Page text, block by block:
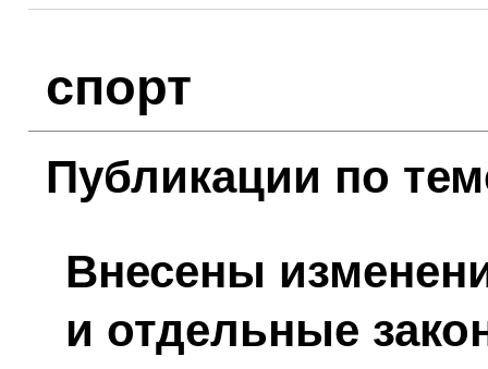
спорт
Публикации по
Внесены
и отдельные